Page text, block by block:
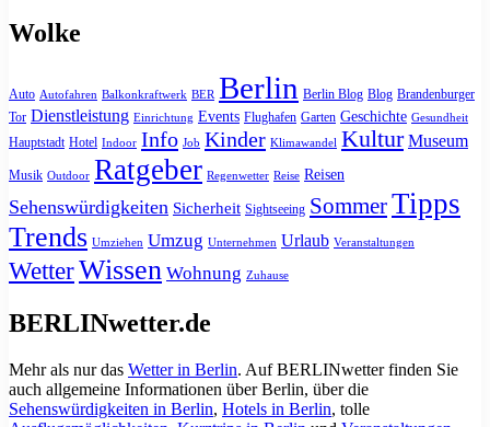
Wolke
Auto Autofahren Balkonkraftwerk BER Berlin Berlin Blog Blog Brandenburger
Tor Dienstleistung Einrichtung Events Flughafen Garten Geschichte Gesundheit
Hauptstadt Hotel Indoor Info Job Kinder Klimawandel Kultur Museum
Musik Outdoor Ratgeber Regenwetter Reise Reisen
Sehenswürdigkeiten Sicherheit Sightseeing SommerTipps
Trends Umziehen Umzug Unternehmen Urlaub Veranstaltungen
WetterWissen Wohnung Zuhause
BERLINwetter.de
Mehr als nur das Wetter in Berlin. Auf BERLINwetter finden Sie
auch allgemeine Informationen über Berlin, über die
Sehenswürdigkeiten in Berlin, Hotels in Berlin, tolle